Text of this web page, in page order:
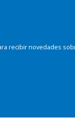
recibir novedades